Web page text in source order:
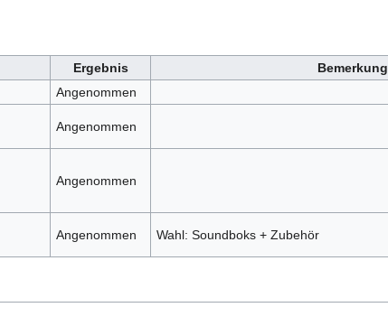
Ergebnis
Bemerkung
Angenommen
Angenommen
Angenommen
Angenommen Wahl: Soundboks + Zubehör